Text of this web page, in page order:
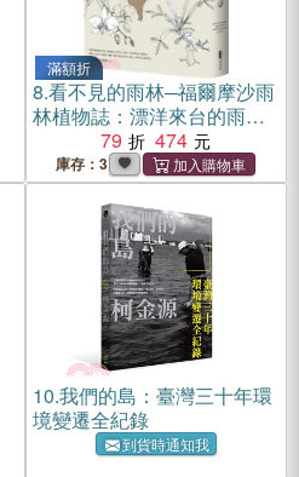
滿額折
8.看不見的雨林─福爾摩沙雨
林植物誌：漂洋來台的雨林
植物，如何扎根台灣，建構
你我的歷史文明、生活日常
79 474
庫存：3
10.我們的島：臺灣三十年環
境變遷全紀錄
到貨時通知我